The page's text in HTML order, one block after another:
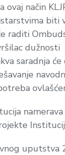
ovaj način
biti
raditi
dužnosti
saradnja
uputstva